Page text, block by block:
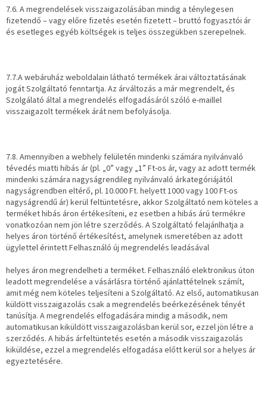
7.6. A megrendelések visszaigazolásában mindig a ténylegesen
fizetendő – vagy előre fizetés esetén fizetett – bruttó fogyasztói ár
és esetleges egyéb költségek is teljes összegükben szerepelnek.
7.7.A webáruház weboldalain látható termékek árai változtatásának
jogát Szolgáltató fenntartja. Az árváltozás a már megrendelt, és
Szolgálató által a megrendelés elfogadásáról szóló e-maillel
visszaigazolt termékek árát nem befolyásolja.
7.8. Amennyiben a webhely felületén mindenki számára nyilvánvaló
tévedés miatti hibás ár (pl. „0” vagy „1” Ft-os ár, vagy az adott termék
mindenki számára nagyságrendileg nyilvánvaló árkategóriájától
nagyságrendben eltérő, pl. 10.000 Ft. helyett 1000 vagy 100 Ft-os
nagyságrendű ár) kerül feltüntetésre, akkor Szolgáltató nem köteles a
terméket hibás áron értékesíteni, ez esetben a hibás árú termékre
vonatkozóan nem jön létre szerződés. A Szolgáltató felajánlhatja a
helyes áron történő értékesítést, amelynek ismeretében az adott
ügylettel érintett Felhasználó új megrendelés leadásával
helyes áron megrendelheti a terméket. Felhasználó elektronikus úton
leadott megrendelése a vásárlásra történő ajánlattételnek számít,
amit még nem köteles teljesíteni a Szolgáltató. Az első, automatikusan
küldött visszaigazolás csak a megrendelés beérkezésének tényét
tanúsítja. A megrendelés elfogadására mindig a második, nem
automatikusan kiküldött visszaigazolásban kerül sor, ezzel jön létre a
szerződés. A hibás árfeltüntetés esetén a második visszaigazolás
kiküldése, ezzel a megrendelés elfogadása előtt kerül sor a helyes ár
egyeztetésére.